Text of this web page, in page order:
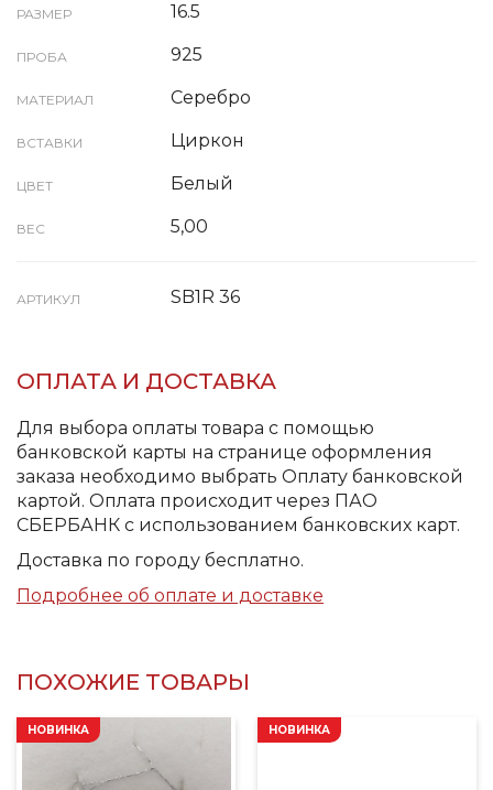
РАЗМЕР 16.5
ПРОБА 925
МАТЕРИАЛ Серебро
ВСТАВКИ Циркон
ЦВЕТ Белый
ВЕС 5,00
АРТИКУЛ SB1R 36
ОПЛАТА И ДОСТАВКА
Для выбора оплаты товара с помощью
банковской карты на странице оформления
заказа необходимо выбрать Оплату банковской
картой. Оплата происходит через ПАО
СБЕРБАНК с использованием банковских карт.
Доставка по городу бесплатно.
Подробнее об оплате и доставке
ПОХОЖИЕ ТОВАРЫ
НОВИНКА НОВИНКА